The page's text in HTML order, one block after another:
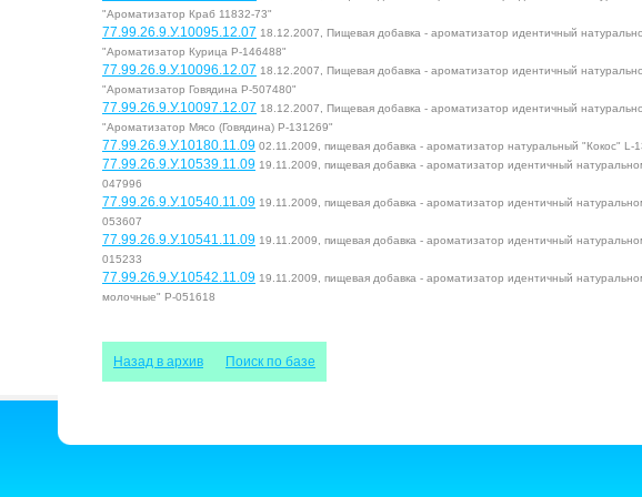
"Ароматизатор Краб 11832-73"
77.99.26.9.У.10095.12.07 18.12.2007, Пищевая добавка - ароматизатор идентичный
"Ароматизатор Курица Р-146488"
77.99.26.9.У.10096.12.07 18.12.2007, Пищевая добавка - ароматизатор идентичный
"Ароматизатор Говядина Р-507480"
77.99.26.9.У.10097.12.07 18.12.2007, Пищевая добавка - ароматизатор идентичный
"Ароматизатор Мясо (Говядина) Р-131269"
77.99.26.9.У.10180.11.09 02.11.2009, пищевая добавка - ароматизатор натуральный "Кокос" L-
77.99.26.9.У.10539.11.09 19.11.2009, пищевая добавка - ароматизатор идентичный
047996
77.99.26.9.У.10540.11.09 19.11.2009, пищевая добавка - ароматизатор идентичный
053607
77.99.26.9.У.10541.11.09 19.11.2009, пищевая добавка - ароматизатор идентичный
015233
77.99.26.9.У.10542.11.09 19.11.2009, пищевая добавка - ароматизатор идентичный
молочные" P-051618
Назад в архив Поиск по базе